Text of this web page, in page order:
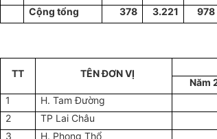
Cộng tổng
378 3.221 978
TT TÊNĐƠN VỊ
Năm
1
H. Tam Đường
2
TP Lai Châu
3
H. Phong Thổ